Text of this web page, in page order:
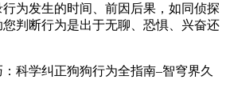
为发生的时间、前因后果，如同侦探
判断行为是出于无聊、恐惧、兴奋还